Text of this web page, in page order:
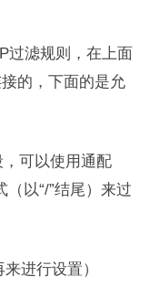
过滤规则，在上面
的，下面的是允
可以使用通配
以“/”结尾）来过
进行设置）